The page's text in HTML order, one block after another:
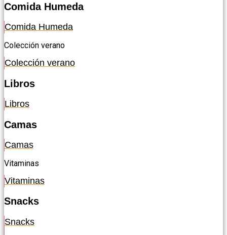
Comida Humeda
Comida Humeda
Colección verano
Colección verano
Libros
Libros
Camas
Camas
Vitaminas
Vitaminas
Snacks
Snacks